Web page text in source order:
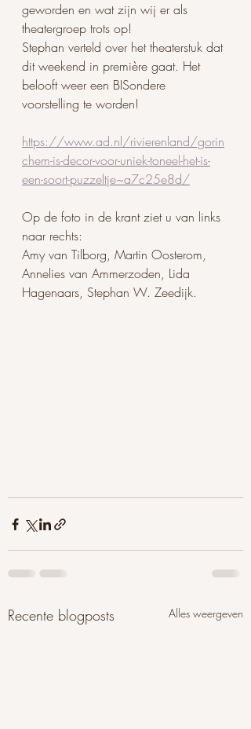
geworden en wat zijn wij er als
theatergroep trots op!
Stephan verteld over het theaterstuk dat
dit weekend in première gaat. Het
belooft weer een BISondere
voorstelling te worden!
https://www.ad.nl/rivierenland/gorin
chem-is-decor-voor-uniek-toneel-het-is-
een-soort-puzzeltje~a7c25e8d/
Op de foto in de krant ziet u van links
naar rechts:
Amy van Tilborg, Martin Oosterom,
Annelies van Ammerzoden, Lida
Hagenaars, Stephan W. Zeedijk.
Recente blogposts Alles weergeven